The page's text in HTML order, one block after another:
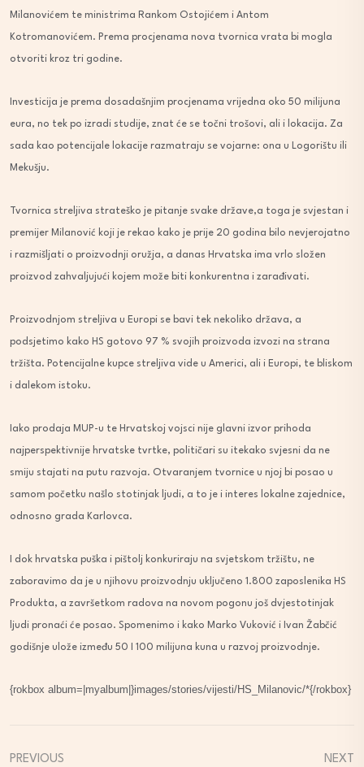
Milanovićem te ministrima Rankom Ostojićem i Antom
Kotromanovićem. Prema procjenama nova tvornica vrata bi mogla
otvoriti kroz tri godine.
Investicija je prema dosadašnjim procjenama vrijedna oko 50 milijuna
eura, no tek po izradi studije, znat će se točni trošovi, ali i lokacija. Za
sada kao potencijale lokacije razmatraju se vojarne: ona u Logorištu ili
Mekušju.
Tvornica streljiva strateško je pitanje svake države,a toga je svjestan i
premijer Milanović koji je rekao kako je prije 20 godina bilo nevjerojatno
i razmišljati o proizvodnji oružja, a danas Hrvatska ima vrlo složen
proizvod zahvaljujući kojem može biti konkurentna i zarađivati.
Proizvodnjom streljiva u Europi se bavi tek nekoliko država, a
podsjetimo kako HS gotovo 97 % svojih proizvoda izvozi na strana
tržišta. Potencijalne kupce streljiva vide u Americi, ali i Europi, te bliskom
i dalekom istoku.
Iako prodaja MUP-u te Hrvatskoj vojsci nije glavni izvor prihoda
najperspektivnije hrvatske tvrtke, političari su itekako svjesni da ne
smiju stajati na putu razvoja. Otvaranjem tvornice u njoj bi posao u
samom početku našlo stotinjak ljudi, a to je i interes lokalne zajednice,
odnosno grada Karlovca.
I dok hrvatska puška i pištolj konkuriraju na svjetskom tržištu, ne
zaboravimo da je u njihovu proizvodnju uključeno 1.800 zaposlenika HS
Produkta, a završetkom radova na novom pogonu još dvjestotinjak
ljudi pronaći će posao. Spomenimo i kako Marko Vuković i Ivan Žabčić
godišnje ulože između 50 I 100 milijuna kuna u razvoj proizvodnje.
{rokbox album=|myalbum|}images/stories/vijesti/HS_Milanovic/*{/rokbox}
PREVIOUS
NEXT